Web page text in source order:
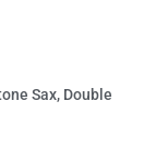
Sax, Double